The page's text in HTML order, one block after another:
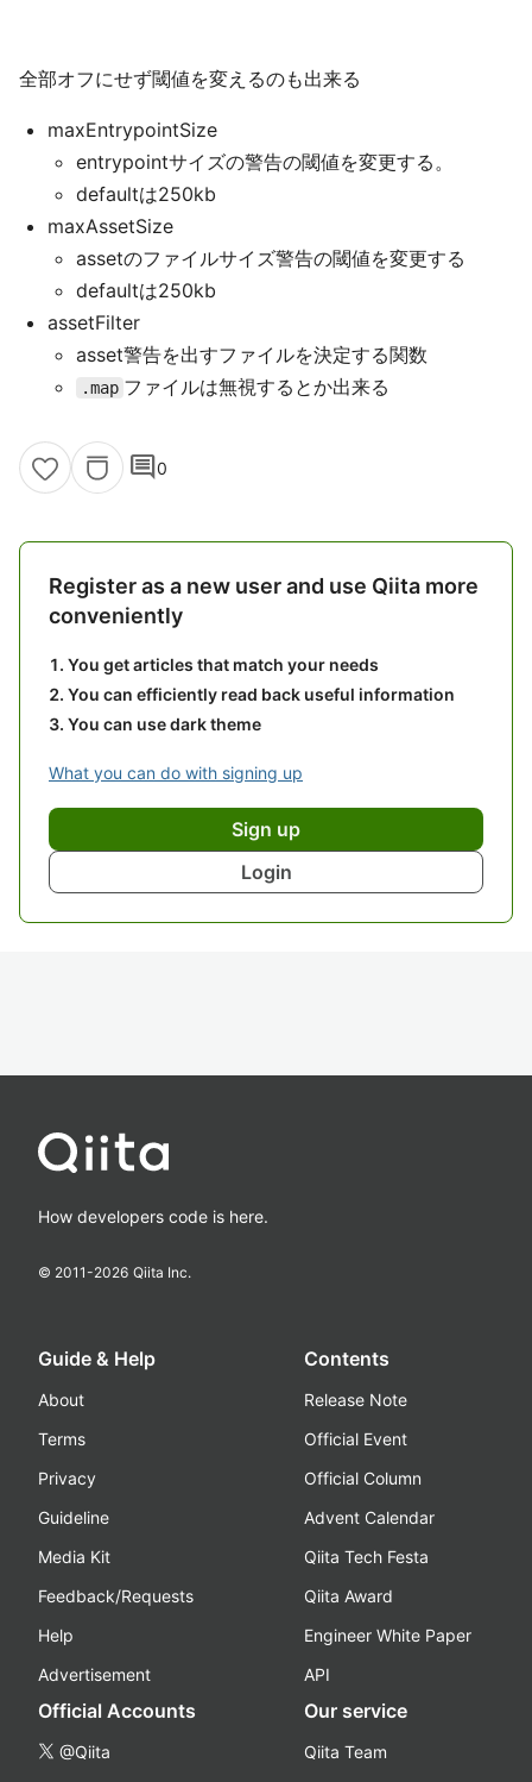
全部オフにせず閾値を変えるのも出来る
maxEntrypointSize
entrypointサイズの警告の閾値を変更する。
defaultは250kb
maxAssetSize
assetのファイルサイズ警告の閾値を変更する
defaultは250kb
assetFilter
asset警告を出すファイルを決定する関数
.map ファイルは無視するとか出来る
comment0
Register as a new user and use Qiita more
conveniently
You get articles that match your needs
You can efficiently read back useful information
You can use dark theme
What you can do with signing up
Sign up
Login
How developers code is here.
© 2011-2026 Qiita Inc.
Guide & Help
About
Terms
Privacy
Guideline
Media Kit
Feedback/Requests
Help
Advertisement
Contents
Release Note
Official Event
Official Column
Advent Calendar
Qiita Tech Festa
Qiita Award
Engineer White Paper
API
Official Accounts
@Qiita
Our service
Qiita Team